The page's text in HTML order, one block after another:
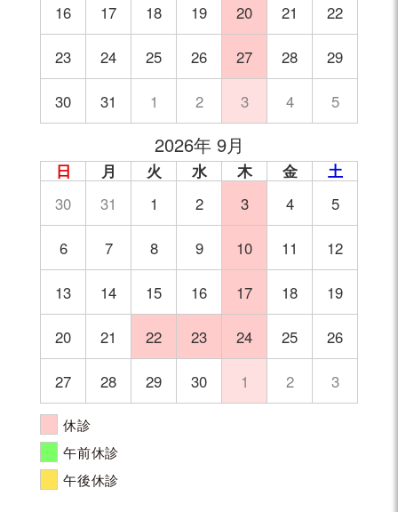
16 17 18 19 20 21 22
23 24 25 26 27 28 29
30 31 1 2 3 4 5
2026年 9月
日 月 火 水 木 金
土
30
31 1 2 3 4 5
6 7 8 9 10 11 12
13 14 15 16 17 18 19
20 21 22 23 24 25 26
27 28 29 30 1 2 3
休診
午前休診
午後休診